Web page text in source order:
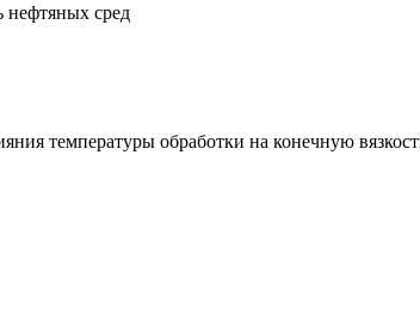
нефтяных сред
температуры обработки на конечную